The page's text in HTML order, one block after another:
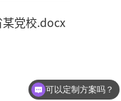
可以定制方案吗？